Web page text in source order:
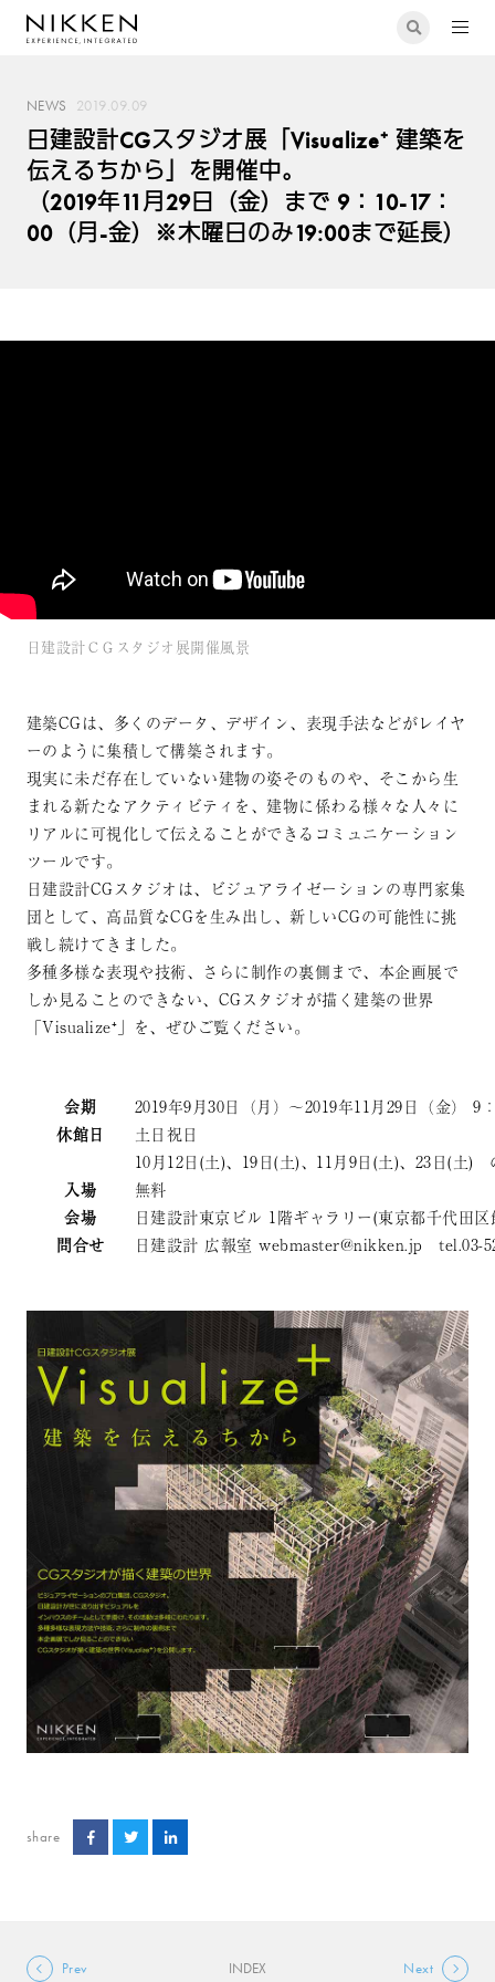
NEWS 2019.09.09
日建設計CGスタジオ展「Visualize⁺ 建築を
伝えるちから」を開催中。
（2019年11月29日（金）まで 9：10-17：
00（月-金）※木曜日のみ19:00まで延長）
日建設計ＣＧスタジオ展開催風景
建築CGは、多くのデータ、デザイン、表現手法などがレイヤ
ーのように集積して構築されます。
現実に未だ存在していない建物の姿そのものや、そこから生
まれる新たなアクティビティを、建物に係わる様々な人々に
リアルに可視化して伝えることができるコミュニケーション
ツールです。
日建設計CGスタジオは、ビジュアライゼーションの専門家集
団として、高品質なCGを生み出し、新しいCGの可能性に挑
戦し続けてきました。
多種多様な表現や技術、さらに制作の裏側まで、本企画展で
しか見ることのできない、CGスタジオが描く建築の世界
「Visualize⁺」を、ぜひご覧ください。
会期
2019年9月30日（月）～2019年11月29日（金）
休館日
土日祝日
10月12日(土)、19日(土)、11月9日(土)、23日(土)
入場
無料
会場
日建設計東京ビル 1階ギャラリー(東京都千代田区
問合せ
日建設計 広報室 webmaster@nikken.jp tel.03-
share
Prev INDEX Next